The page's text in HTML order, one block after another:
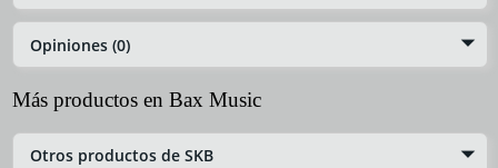
Opiniones (0)
Más productos en Bax Music
Otros productos de SKB